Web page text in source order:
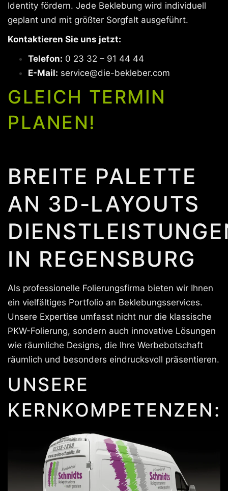
Identity fördern. Jede Beklebung wird individuell
geplant und mit größter Sorgfalt ausgeführt.
Kontaktieren Sie uns jetzt:
Telefon: 0 23 32 – 91 44 44
E-Mail: service@die-bekleber.com
GLEICH TERMIN
PLANEN!
BREITE PALETTE
AN 3D-LAYOUTS
IN REGENSBURG
Als professionelle Folierungsfirma bieten wir Ihnen
ein vielfältiges Portfolio an Beklebungsservices.
Unsere Expertise umfasst nicht nur die klassische
PKW-Folierung, sondern auch innovative Lösungen
wie räumliche Designs, die Ihre Werbebotschaft
räumlich und besonders eindrucksvoll präsentieren.
UNSERE
KERNKOMPETENZEN: